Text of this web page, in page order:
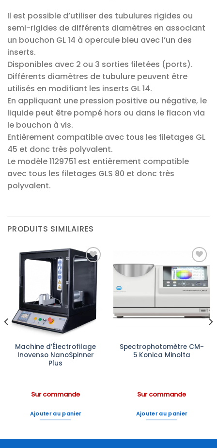
Il est possible d’utiliser des tubulures rigides ou
semi-rigides de différents diamètres en associant
un bouchon GL 14 à opercule bleu avec l’un des
inserts.
Disponibles avec 2 ou 3 sorties filetées (ports).
Différents diamètres de tubulure peuvent être
utilisés en modifiant les inserts GL 14.
En appliquant une pression positive ou négative, le
liquide peut être pompé hors ou dans le flacon via
le bouchon à vis.
Entièrement compatible avec tous les filetages GL
45 et donc très polyvalent.
Le modèle 1129751 est entièrement compatible
avec tous les filetages GLS 80 et donc très
polyvalent.
PRODUITS SIMILAIRES
Ajouter
à la liste
d’envies
Machine d’Électrofilage
Inovenso NanoSpinner
Plus
Sur commande
Ajouter au panier
Ajouter
à la liste
Spectrophotomètre CM-
5 Konica Minolta
Sur commande
Ajouter au panier